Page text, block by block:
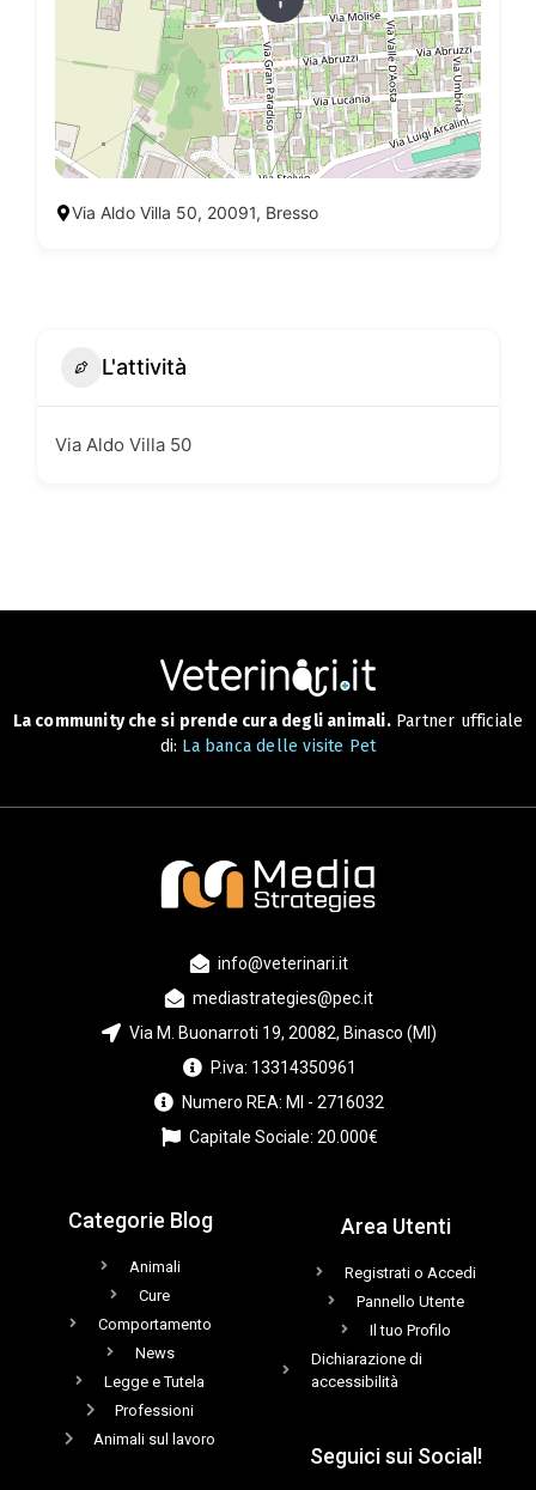
Via Aldo Villa 50, 20091, Bresso
L'attività
Via Aldo Villa 50
La community che si prende cura degli animali.Partner ufficiale
di: La banca delle visite Pet
info@veterinari.it
mediastrategies@pec.it
Via M. Buonarroti 19, 20082, Binasco (MI)
P.iva: 13314350961
Numero REA: MI - 2716032
Capitale Sociale: 20.000€
Categorie Blog
Animali
Cure
Comportamento
News
Legge e Tutela
Professioni
Animali sul lavoro
Area Utenti
Registrati o Accedi
Pannello Utente
Il tuo Profilo
Dichiarazione di
accessibilità
Seguici sui Social!